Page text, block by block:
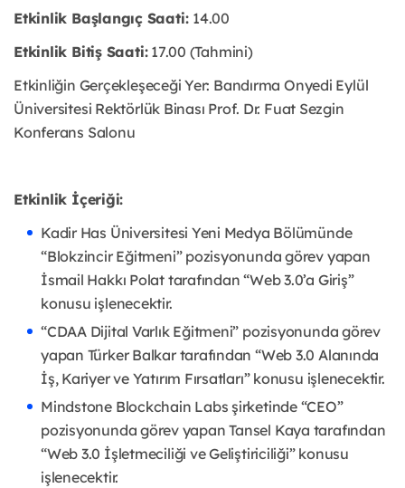
Etkinlik Başlangıç Saati: 14.00
Etkinlik Bitiş Saati:17.00 (Tahmini)
Etkinliğin Gerçekleşeceği Yer: Bandırma Onyedi Eylül
Üniversitesi Rektörlük Binası Prof. Dr. Fuat Sezgin
Konferans Salonu
Etkinlik İçeriği:
Kadir Has Üniversitesi Yeni Medya Bölümünde
“Blokzincir Eğitmeni” pozisyonunda görev yapan
İsmail Hakkı Polat tarafından “Web 3.0’a Giriş”
konusu işlenecektir.
“CDAA Dijital Varlık Eğitmeni” pozisyonunda görev
yapan Türker Balkar tarafından “Web 3.0 Alanında
İş, Kariyer ve Yatırım Fırsatları” konusu işlenecektir.
Mindstone Blockchain Labs şirketinde “CEO”
pozisyonunda görev yapan Tansel Kaya tarafından
“Web 3.0 İşletmeciliği ve Geliştiriciliği” konusu
işlenecektir.